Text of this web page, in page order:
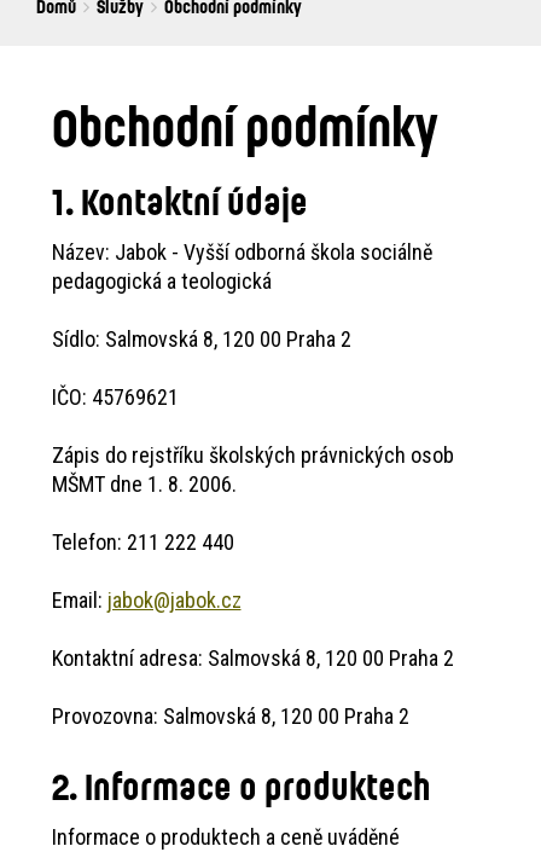
Breadcrumbs
You
Domů Služby Obchodní podmínky
Obchodní podmínky
1. Kontaktní údaje
Název: Jabok - Vyšší odborná škola sociálně
pedagogická a teologická
Sídlo: Salmovská 8, 120 00 Praha 2
IČO: 45769621
Zápis do rejstříku školských právnických osob
MŠMT dne 1. 8. 2006.
Telefon: 211 222 440
Email: jabok@jabok.cz
Kontaktní adresa: Salmovská 8, 120 00 Praha 2
Provozovna: Salmovská 8, 120 00 Praha 2
2. Informace o produktech
Informace o produktech a ceně uváděné